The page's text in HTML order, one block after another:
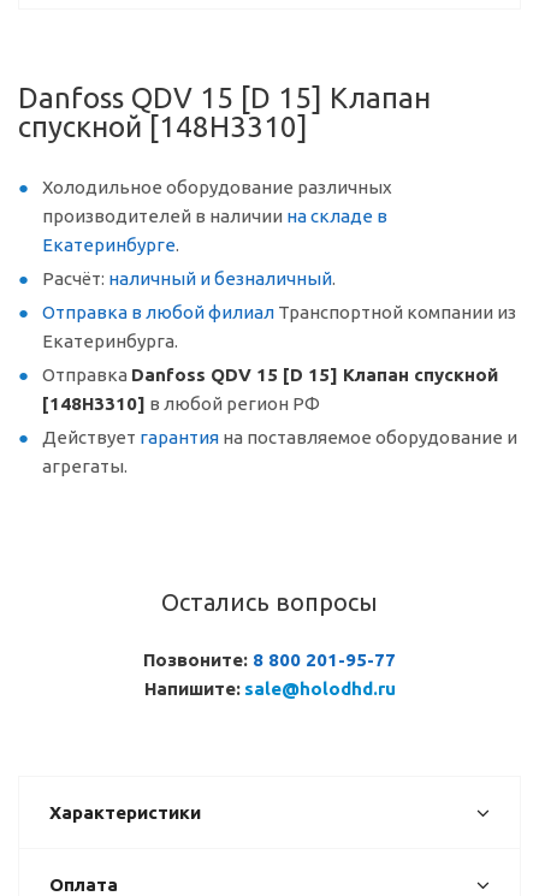
Danfoss QDV 15 [D 15] Клапан
спускной [148H3310]
Холодильное оборудование различных
производителей в наличии на складе в
Екатеринбурге.
Расчёт: наличный и безналичный.
Отправка в любой филиал Транспортной компании из
Екатеринбурга.
Отправка Danfoss QDV 15 [D 15] Клапан спускной
[148H3310] в любой регион РФ
Действует гарантия на поставляемое оборудование и
агрегаты.
Остались вопросы
Позвоните: 8 800 201-95-77
Напишите: sale@holodhd.ru
Характеристики
Оплата